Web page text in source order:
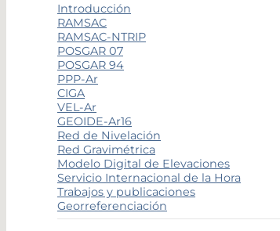
Introducción
RAMSAC
RAMSAC-NTRIP
POSGAR 07
POSGAR 94
PPP-Ar
CIGA
VEL-Ar
GEOIDE-Ar16
Red de Nivelación
Red Gravimétrica
Modelo Digital de Elevaciones
Servicio Internacional de la Hora
Trabajos y publicaciones
Georreferenciación